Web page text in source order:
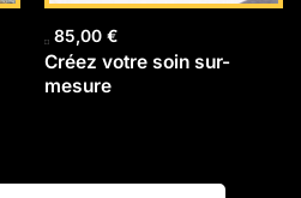
85,00 €
Créez votre soin sur-
mesure